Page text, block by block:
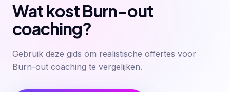
Wat kost Burn-out
coaching?
Gebruik deze gids om realistische offertes voor
Burn-out coaching te vergelijken.